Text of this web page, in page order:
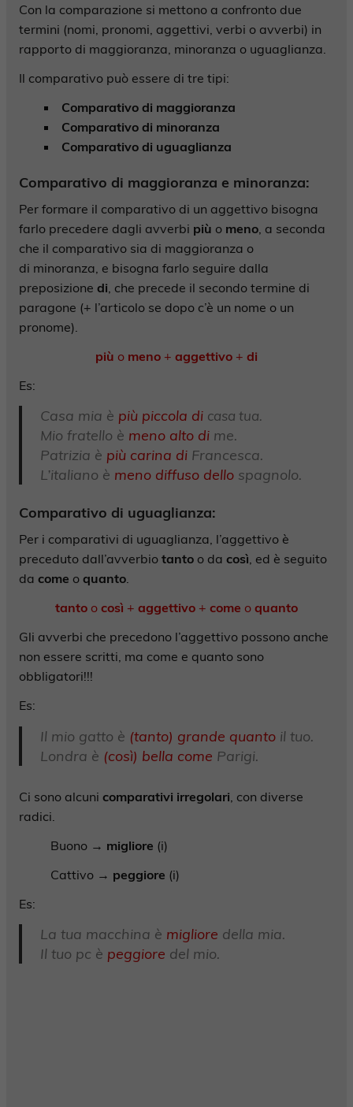
Con la comparazione si mettono a confronto due
termini (nomi, pronomi, aggettivi, verbi o avverbi) in
rapporto di maggioranza, minoranza o uguaglianza.
Il comparativo può essere di tre tipi:
Comparativo di maggioranza
Comparativo di minoranza
Comparativo di uguaglianza
Comparativo di maggioranza e minoranza:
Per formare il comparativo di un aggettivo bisogna
farlo precedere dagli avverbi più o meno , a seconda
che il comparativo sia di maggioranza o
di minoranza, e bisogna farlo seguire dalla
preposizione di , che precede il secondo termine di
paragone (+ l’articolo se dopo c’è un nome o un
pronome).
più o meno + aggettivo + di
Es:
Casa mia è più piccola di casa tua.
Mio fratello è meno alto di me.
Patrizia è più carina diFrancesca.
L’italiano è meno diffuso dellospagnolo.
Comparativo di uguaglianza:
Per i comparativi di uguaglianza, l’aggettivo è
preceduto dall’avverbio tanto o da così, ed è seguito
da come o quanto.
tanto o così + aggettivo + come o quanto
Gli avverbi che precedono l’aggettivo possono anche
non essere scritti, ma come e quanto sono
obbligatori!!!
Es:
Il mio gatto è (tanto) grande quantoil tuo.
Londra è (così) bella come Parigi.
Ci sono alcuni comparativi irregolari , con diverse
radici.
Buono → migliore (i)
Cattivo → peggiore (i)
Es:
La tua macchina è migliore della mia.
Il tuo pc è peggiore del mio.